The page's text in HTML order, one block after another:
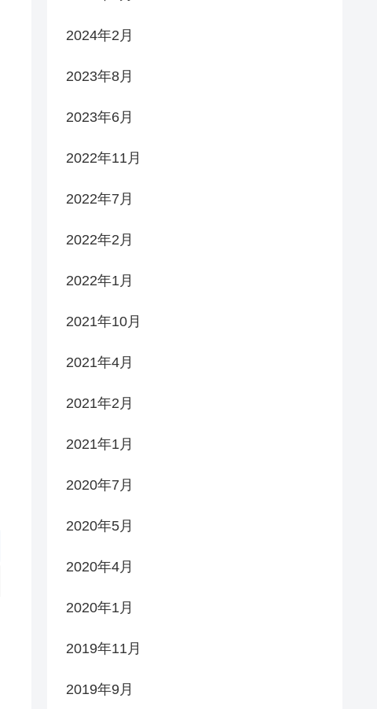
2024年2月
2023年8月
2023年6月
2022年11月
2022年7月
2022年2月
2022年1月
2021年10月
2021年4月
2021年2月
2021年1月
2020年7月
2020年5月
2020年4月
2020年1月
2019年11月
2019年9月